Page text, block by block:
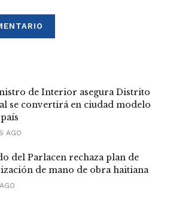
de Interior asegura Distrito
se convertirá en ciudad modelo
AGO
del Parlacen rechaza plan de
de mano de obra haitiana